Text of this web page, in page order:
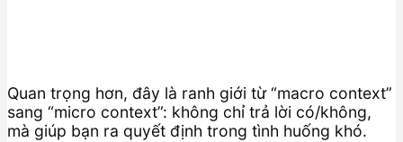
Quan trọng hơn, đây là ranh giới từ “macro context”
sang “micro context”: không chỉ trả lời có/không,
mà giúp bạn ra quyết định trong tình huống khó.